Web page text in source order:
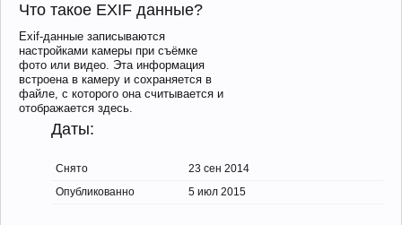
Что такое EXIF данные?
Exif-данные записываются
настройками камеры при съёмке
фото или видео. Эта информация
встроена в камеру и сохраняется в
файле, с которого она считывается и
отображается здесь.
Даты:
Снято
23 сен 2014
Опубликованно
5 июл 2015